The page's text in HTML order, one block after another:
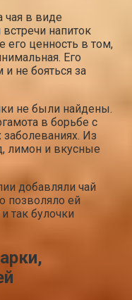
чая в виде
напиток
его ценность в том,
Его
не бояться за
не были найдены.
в борьбе с
Из
лимон и вкусные
добавляли чай
позволяло ей
так булочки